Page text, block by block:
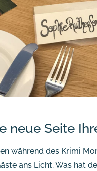
neue Seite
während des Krimi
ans Licht. Was hat